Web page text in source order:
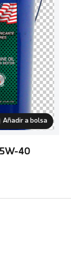
Añadir a bolsa
40